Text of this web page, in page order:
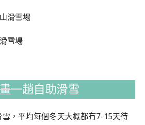
滑雪場
雪場
一趟自助滑雪
，平均每個冬天大概都有7-15天待